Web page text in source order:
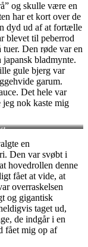
og skulle være en
har et kort over de
dyd ud af at fortælle
blevet til peberrod
Den røde var en
bladmynte.
gule bjerg var
garum.
Det hele var
nok kaste mig
en
Den var svøbt i
hovedrollen denne
fået at vide, at
overraskelsen
og gigantisk
taget ud,
de indgår i en
fået mig op af